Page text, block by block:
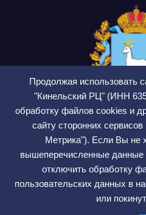
Продолжая использовать
"Кинельский РЦ" (ИНН
обработку файлов cookies и
сайту сторонних
Метрика"). Если Вы не
вышеперечисленные данные
отключить обработку
пользовательских данных в
или
ГБУ ДПО
СМИ ЭЛ № ФС